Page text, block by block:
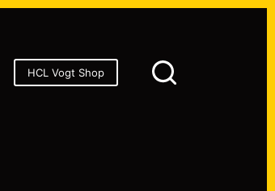
HCL Vogt Shop